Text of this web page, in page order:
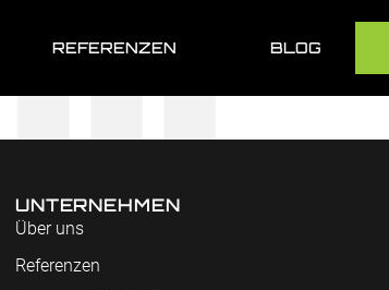
REFERENZEN BLOG
UNTERNEHMEN
Über uns
Referenzen